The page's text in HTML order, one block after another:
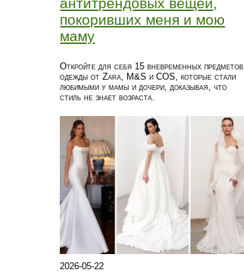
покоривших меня и мою
маму
Откройте для себя 15 вневременных предметов
одежды от Zara, M&S и COS, которые стали
любимыми у мамы и дочери, доказывая, что
стиль не знает возраста.
2026-05-22